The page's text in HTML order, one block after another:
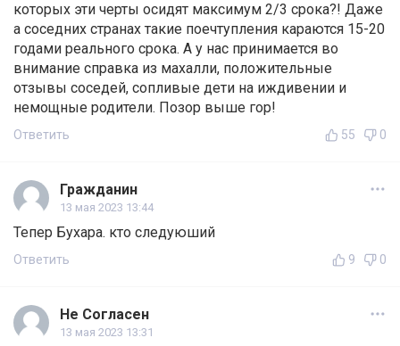
которых эти черты осидят максимум 2/3 срока?! Даже
а соседних странах такие поечтупления караются 15-20
годами реального срока. А у нас принимается во
внимание справка из махалли, положительные
отзывы соседей, сопливые дети на иждивении и
немощные родители. Позор выше гор!
Ответить 55 0
Гражданин
13 мая 2023 13:44
Тепер Бухара. кто следуюший
Ответить 9 0
Не Согласен
13 мая 2023 13:31